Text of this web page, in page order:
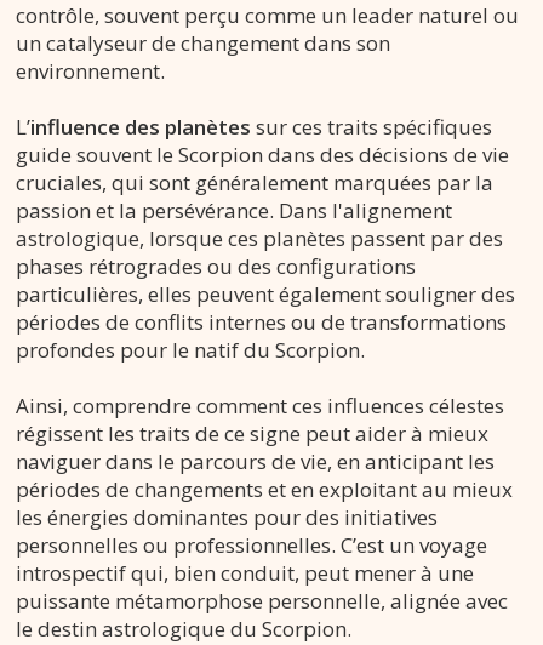
contrôle, souvent perçu comme un leader naturel ou
un catalyseur de changement dans son
environnement.
L’influence des planètes sur ces traits spécifiques
guide souvent le Scorpion dans des décisions de vie
cruciales, qui sont généralement marquées par la
passion et la persévérance. Dans l'alignement
astrologique, lorsque ces planètes passent par des
phases rétrogrades ou des configurations
particulières, elles peuvent également souligner des
périodes de conflits internes ou de transformations
profondes pour le natif du Scorpion.
Ainsi, comprendre comment ces influences célestes
régissent les traits de ce signe peut aider à mieux
naviguer dans le parcours de vie, en anticipant les
périodes de changements et en exploitant au mieux
les énergies dominantes pour des initiatives
personnelles ou professionnelles. C’est un voyage
introspectif qui, bien conduit, peut mener à une
puissante métamorphose personnelle, alignée avec
le destin astrologique du Scorpion.